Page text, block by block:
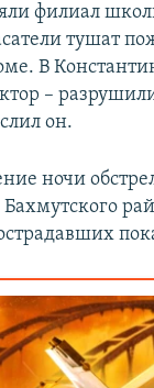
филиал
тушат
В
–
он.
ночи